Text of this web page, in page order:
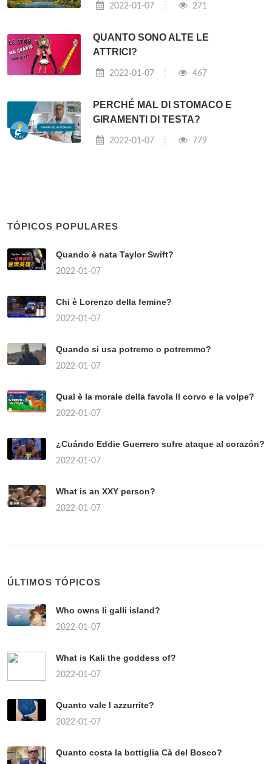
2022-01-07 271
QUANTO SONO ALTE LE
ATTRICI?
2022-01-07 467
PERCHÉ MAL DI STOMACO E
GIRAMENTI DI TESTA?
2022-01-07 779
TÓPICOS POPULARES
Quando è nata Taylor Swift?
2022-01-07
Chi è Lorenzo della femine?
2022-01-07
Quando si usa potremo o potremmo?
2022-01-07
Qual è la morale della favola Il corvo e la volpe?
2022-01-07
¿Cuándo Eddie Guerrero sufre ataque al corazón?
2022-01-07
What is an XXY person?
2022-01-07
ÚLTIMOS TÓPICOS
Who owns li galli island?
2022-01-07
What is Kali the goddess of?
2022-01-07
Quanto vale l azzurrite?
2022-01-07
Quanto costa la bottiglia Cà del Bosco?